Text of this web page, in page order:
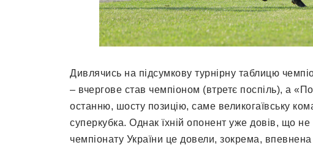
Дивлячись на підсумкову турнірну таблицю
– вчергове став чемпіоном (втретє поспіль), а
останню, шосту позицію, саме великогаївську
суперкубка. Однак їхній опонент уже довів, що не
чемпіонату України це довели, зокрема,